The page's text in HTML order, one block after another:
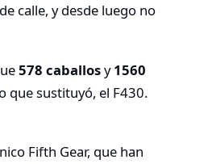
calle, y desde luego no
578 caballosy1560
que sustituyó, el F430.
Fifth Gear, que han